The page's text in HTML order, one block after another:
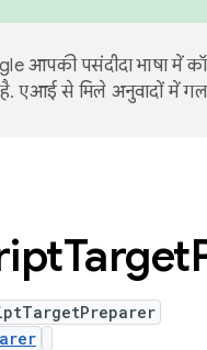
आपकी पसंदीदा भाषा में
एआई से मिले अनुवादों में
Target